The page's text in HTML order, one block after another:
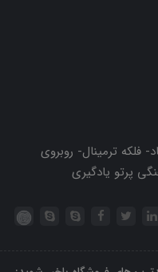
فلکه ترمینال- روبروی
پرتو یادگیری